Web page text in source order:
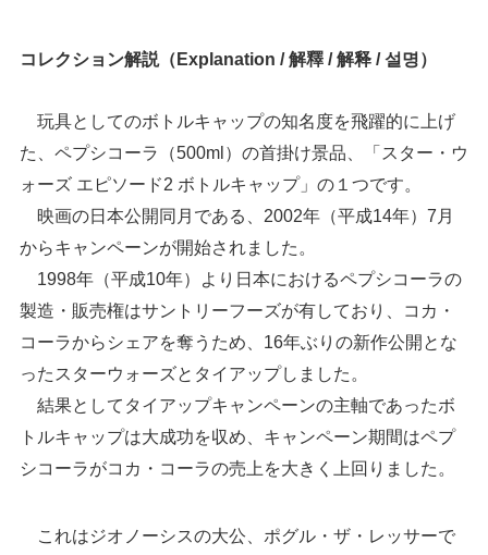
コレクション解説（Explanation / 解釋 / 解释 / 설명）
玩具としてのボトルキャップの知名度を飛躍的に上げ
た、ペプシコーラ（500ml）の首掛け景品、「スター・ウ
ォーズ エピソード2 ボトルキャップ」の１つです。
映画の日本公開同月である、2002年（平成14年）7月
からキャンペーンが開始されました。
1998年（平成10年）より日本におけるペプシコーラの
製造・販売権はサントリーフーズが有しており、コカ・
コーラからシェアを奪うため、16年ぶりの新作公開とな
ったスターウォーズとタイアップしました。
結果としてタイアップキャンペーンの主軸であったボ
トルキャップは大成功を収め、キャンペーン期間はペプ
シコーラがコカ・コーラの売上を大きく上回りました。
これはジオノーシスの大公、ポグル・ザ・レッサーで